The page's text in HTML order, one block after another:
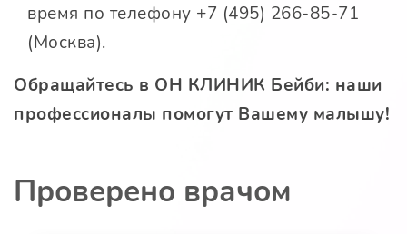
время по телефону +7 (495) 266-85-71
(Москва).
Обращайтесь в ОН КЛИНИК Бейби: наши
профессионалы помогут Вашему малышу!
Проверено врачом